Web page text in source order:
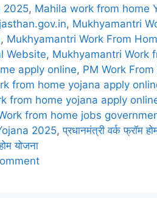
2025, Mahila work from home
, Mukhyamantri
, Mukhyamantri Work From
Website, Mukhyamantri Work
apply online, PM Work
from home yojana apply
from home yojana apply
from home jobs
2025,प्रधानमंत्री वर्क फ्रॉम
योजना